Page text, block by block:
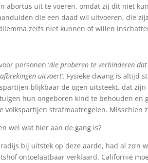
abortus uit te voeren, omdat zij dit niet
die een daad wil uitvoeren, die
zelfs niet kunnen of willen
personen ‘die proberen te verhinderen
uitvoert’. Fysieke dwang is altijd
blijkbaar de ogen uitsteekt, dat
hun ongeboren kind te behouden en
volkspartijen strafmaatregelen. Misschien
wel wat hier aan de gang is?
bij uitstek op deze aarde, had al zo’n
ontoelaatbaar verklaard. Californië